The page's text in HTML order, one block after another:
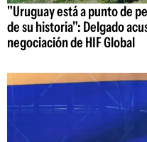
"Uruguay está a punto de
de su historia": Delgado
negociación de HIF Global